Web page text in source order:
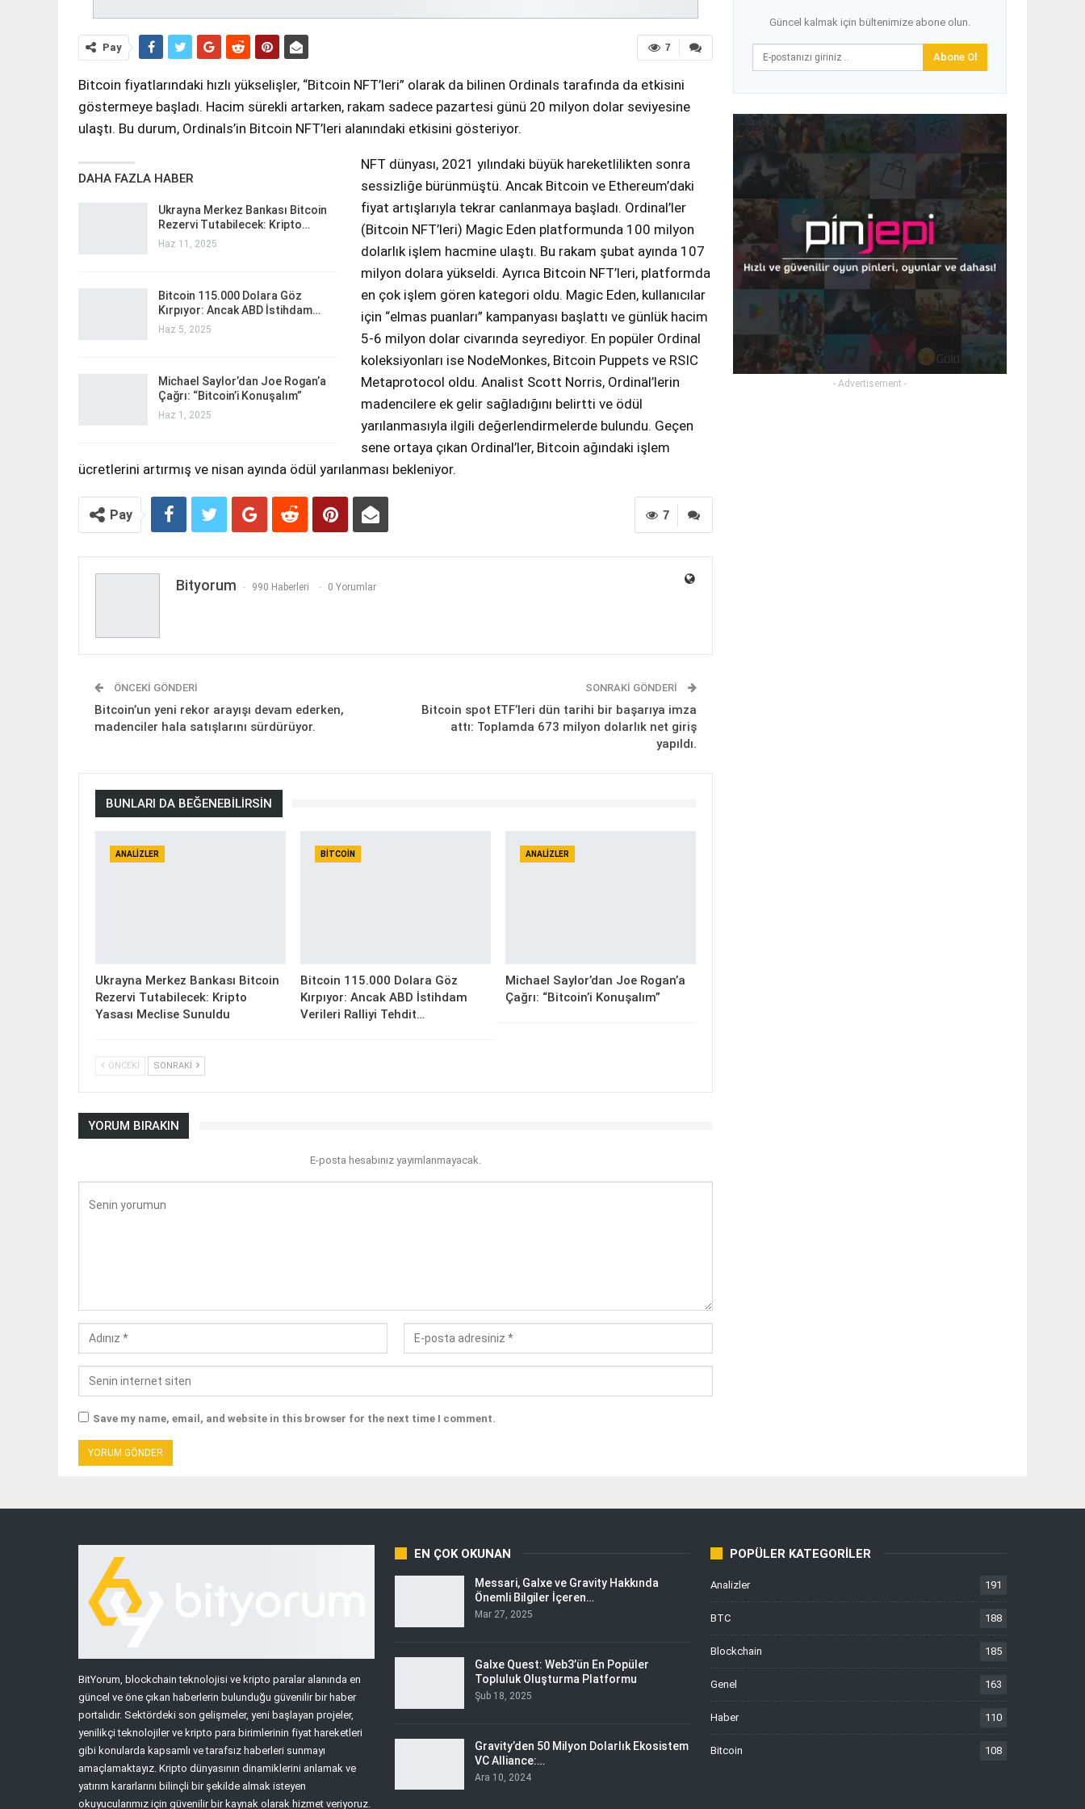
7
Pay
Bitcoin fiyatlarındaki hızlı yükselişler, “Bitcoin NFT’leri” olarak da bilinen Ordinals tarafında da etkisini
göstermeye başladı. Hacim sürekli artarken, rakam sadece pazartesi günü 20 milyon dolar seviyesine
ulaştı. Bu durum, Ordinals’in Bitcoin NFT’leri alanındaki etkisini gösteriyor.
DAHA FAZLA HABER
Ukrayna Merkez Bankası Bitcoin
Rezervi Tutabilecek: Kripto…
Haz 11, 2025
Bitcoin 115.000 Dolara Göz
Kırpıyor: Ancak ABD İstihdam…
Haz 5, 2025
Michael Saylor’dan Joe Rogan’a
Çağrı: “Bitcoin’i Konuşalım”
Haz 1, 2025
NFT dünyası, 2021 yılındaki büyük hareketlilikten sonra
sessizliğe bürünmüştü. Ancak Bitcoin ve Ethereum’daki
fiyat artışlarıyla tekrar canlanmaya başladı. Ordinal’ler
(Bitcoin NFT’leri) Magic Eden platformunda 100 milyon
dolarlık işlem hacmine ulaştı. Bu rakam şubat ayında 107
milyon dolara yükseldi. Ayrıca Bitcoin NFT’leri, platformda
en çok işlem gören kategori oldu. Magic Eden, kullanıcılar
için “elmas puanları” kampanyası başlattı ve günlük hacim
5-6 milyon dolar civarında seyrediyor. En popüler Ordinal
koleksiyonları ise NodeMonkes, Bitcoin Puppets ve RSIC
Metaprotocol oldu. Analist Scott Norris, Ordinal’lerin
madencilere ek gelir sağladığını belirtti ve ödül
yarılanmasıyla ilgili değerlendirmelerde bulundu. Geçen
sene ortaya çıkan Ordinal’ler, Bitcoin ağındaki işlem
ücretlerini artırmış ve nisan ayında ödül yarılanması bekleniyor.
7
Pay
Bityorum 990 Haberleri 0 Yorumlar
ÖNCEKI GÖNDERI
Bitcoin’un yeni rekor arayışı devam ederken,
madenciler hala satışlarını sürdürüyor.
SONRAKI GÖNDERI
Bitcoin spot ETF’leri dün tarihi bir başarıya imza
attı: Toplamda 673 milyon dolarlık net giriş
yapıldı.
BUNLARI DA BEĞENEBILIRSIN
ANALIZLER
Ukrayna Merkez Bankası Bitcoin
Rezervi Tutabilecek: Kripto
Yasası Meclise Sunuldu
BITCOIN
Bitcoin 115.000 Dolara Göz
Kırpıyor: Ancak ABD İstihdam
Verileri Ralliyi Tehdit…
ANALIZLER
Michael Saylor’dan Joe Rogan’a
Çağrı: “Bitcoin’i Konuşalım”
ÖNCEKI SONRAKI
YORUM BIRAKIN
E-posta hesabınız yayımlanmayacak.
Save my name, email, and website in this browser for the next time I comment.
Güncel kalmak için bültenimize abone olun.
Abone Ol
- Advertisement -
BitYorum, blockchain teknolojisi ve kripto paralar alanında en
güncel ve öne çıkan haberlerin bulunduğu güvenilir bir haber
portalıdır. Sektördeki son gelişmeler, yeni başlayan projeler,
yenilikçi teknolojiler ve kripto para birimlerinin fiyat hareketleri
gibi konularda kapsamlı ve tarafsız haberleri sunmayı
amaçlamaktayız. Kripto dünyasının dinamiklerini anlamak ve
yatırım kararlarını bilinçli bir şekilde almak isteyen
okuyucularımız için güvenilir bir kaynak olarak hizmet veriyoruz.
EN ÇOK OKUNAN
Messari, Galxe ve Gravity Hakkında
Önemli Bilgiler İçeren…
Mar 27, 2025
Galxe Quest: Web3’ün En Popüler
Topluluk Oluşturma Platformu
Şub 18, 2025
Gravity’den 50 Milyon Dolarlık Ekosistem
VC Alliance:…
Ara 10, 2024
POPÜLER KATEGORILER
Analizler 191
BTC 188
Blockchain 185
Genel 163
Haber 110
Bitcoin 108